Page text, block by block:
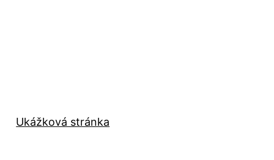
Ukážková stránka